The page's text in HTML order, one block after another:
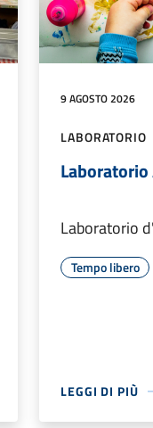
9 AGOSTO 2026
LABORATORIO
Laboratorio
Tempo libero
LEGGI DI PIÙ